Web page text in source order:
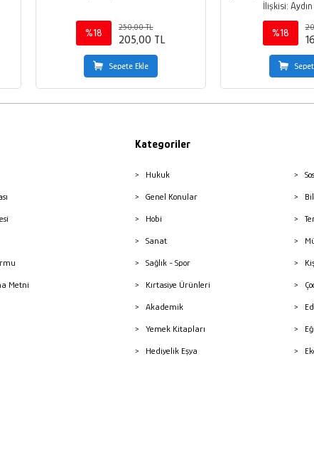
%18
250,00 TL
205,00 TL
Sepete Ekle
İlişkisi:
%18
Metni
Kategoriler
Hukuk
Genel Konular
Hobi
Sanat
Sağlık - Spor
Kırtasiye Ürünleri
Akademik
Yemek Kitapları
Hediyelik Eşya